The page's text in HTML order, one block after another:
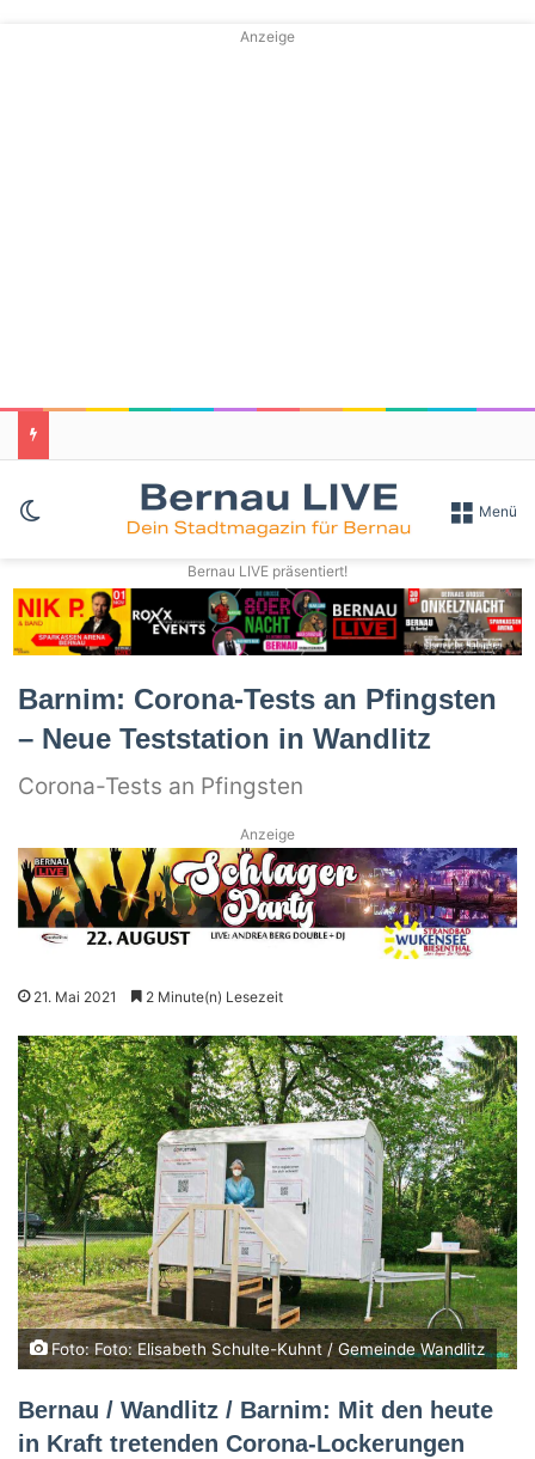
Anzeige
Skin umschalten Menü
Bernau LIVE präsentiert!
Barnim: Corona-Tests an Pfingsten
– Neue Teststation in Wandlitz
Corona-Tests an Pfingsten
Anzeige
21. Mai 2021 2 Minute(n) Lesezeit
Foto: Foto: Elisabeth Schulte-Kuhnt / Gemeinde Wandlitz
Bernau / Wandlitz / Barnim: Mit den heute
in Kraft tretenden Corona-Lockerungen